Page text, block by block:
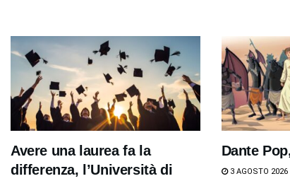
Avere una laurea fa la
differenza, l’Università di
Dante
3 AGOSTO 2026